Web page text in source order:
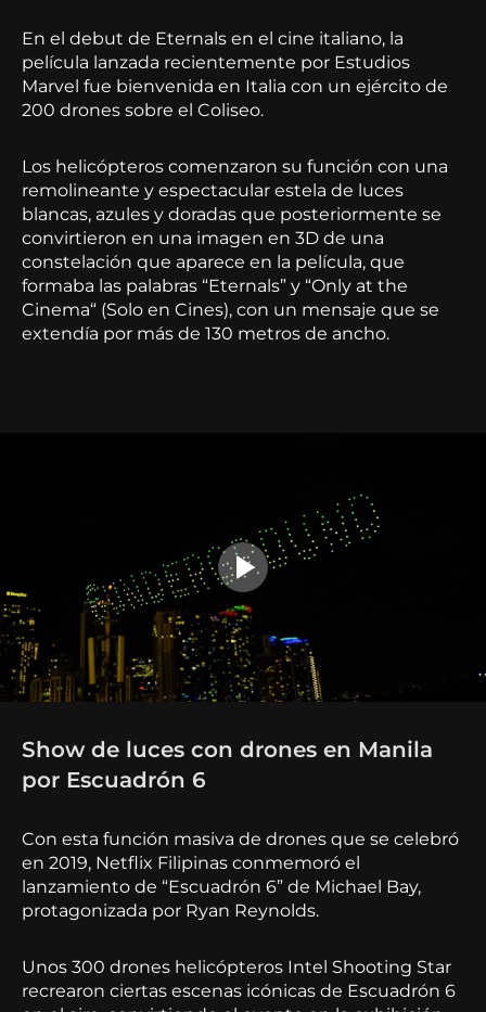
En el debut de Eternals en el cine italiano, la
película lanzada recientemente por Estudios
Marvel fue bienvenida en Italia con un ejército de
200 drones sobre el Coliseo.
Los helicópteros comenzaron su función con una
remolineante y espectacular estela de luces
blancas, azules y doradas que posteriormente se
convirtieron en una imagen en 3D de una
constelación que aparece en la película, que
formaba las palabras “Eternals” y “Only at the
Cinema“ (Solo en Cines), con un mensaje que se
extendía por más de 130 metros de ancho.
Show de luces con drones en Manila
por Escuadrón 6
Con esta función masiva de drones que se celebró
en 2019, Netflix Filipinas conmemoró el
lanzamiento de “Escuadrón 6” de Michael Bay,
protagonizada por Ryan Reynolds.
Unos 300 drones helicópteros Intel Shooting Star
recrearon ciertas escenas icónicas de Escuadrón 6